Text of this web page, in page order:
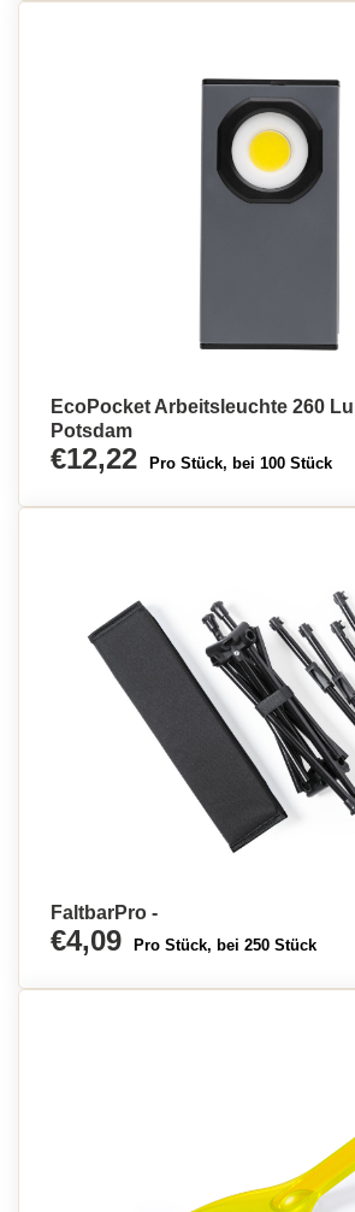
EcoPocket Arbeitsleuchte 260
Potsdam
€12,22 Pro Stück, bei 100 Stück
FaltbarPro -
€4,09 Pro Stück, bei 250 Stück